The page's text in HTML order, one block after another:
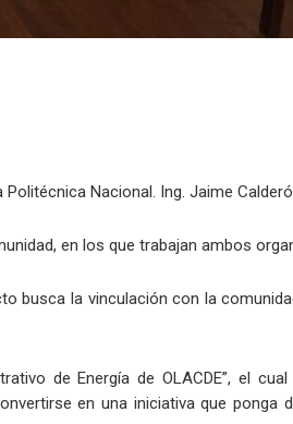
Nacional. Ing. Jaime
en los que trabajan ambos
busca la vinculación con la
de Energía de OLACDE”, el
en una iniciativa que ponga